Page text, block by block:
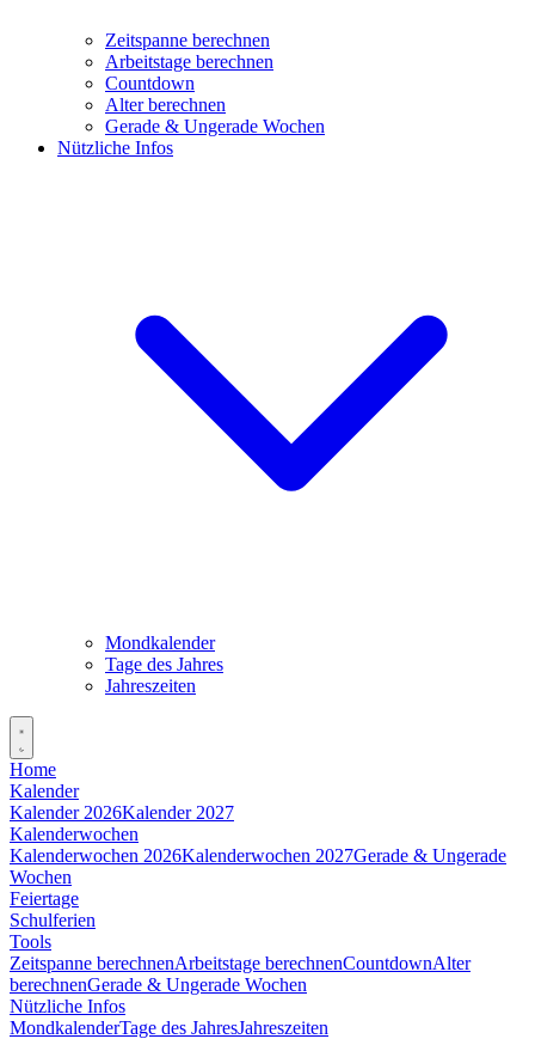
Zeitspanne berechnen
Arbeitstage berechnen
Countdown
Alter berechnen
Gerade & Ungerade Wochen
Nützliche Infos
Mondkalender
Tage des Jahres
Jahreszeiten
Home
Kalender
Kalender 2026Kalender 2027
Kalenderwochen
Kalenderwochen 2026Kalenderwochen 2027Gerade & Ungerade
Wochen
Feiertage
Schulferien
Tools
Zeitspanne berechnenArbeitstage berechnenCountdownAlter
berechnenGerade & Ungerade Wochen
Nützliche Infos
MondkalenderTage des JahresJahreszeiten